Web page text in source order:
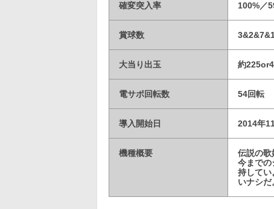
確変突入率 100%／
賞球数
大当り出玉 約
電サポ回転数 54回転
導入開始日 2014年
機種概要
伝説の歌
今までの
持してい
いナシだ